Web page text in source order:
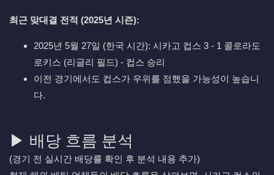
최근 맞대결 전적 (2025년 시즌):
2025년 5월 27일 (한국 시간): 시카고 컵스 3 - 1 콜로라도
로키스 (리글리 필드) - 컵스 승리
이전 경기에서도 컵스가 우위를 점했을 가능성이 높습니
다.
▶ 배당 흐름 분석
(경기 전 실시간 배당률 확인 후 분석 내용 추가)